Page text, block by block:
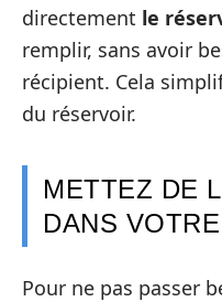
directement le
remplir, sans avoir
récipient. Cela
du réservoir.
METTEZ DE
DANS
Pour ne pas passer